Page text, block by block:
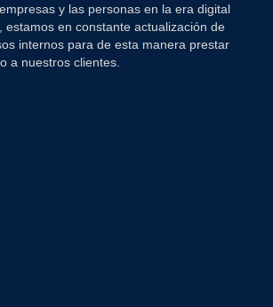
y las personas en la era digital
estamos en constante actualización de
internos para de esta manera prestar
a nuestros clientes.